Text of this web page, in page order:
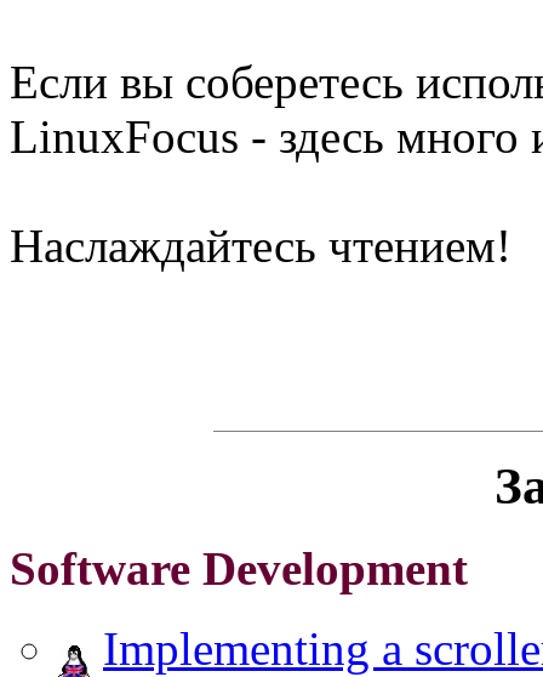
Если вы соберетесь
LinuxFocus - здесь
Наслаждайтесь чтением!
Software Development
Implementing a